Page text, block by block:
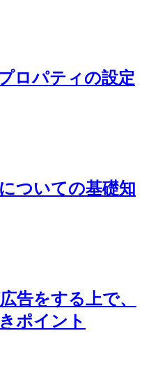
ロパティの設定
ついての基礎知
告をする上で、
ポイント